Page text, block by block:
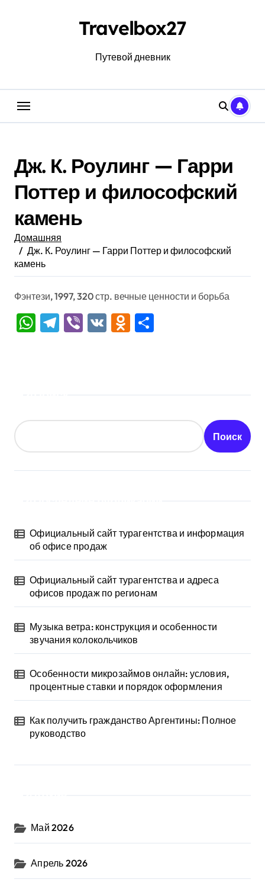
Travelbox27
Путевой дневник
Дж. К. Роулинг — Гарри
Поттер и философский
камень
Домашняя
Дж. К. Роулинг — Гарри Поттер и философский
камень
Фэнтези, 1997, 320 стр. вечные ценности и борьба
WhatsApp
Telegram
Viber
VK Odnoklassniki
Поиск
Официальный сайт турагентства и информация
об офисе продаж
Официальный сайт турагентства и адреса
офисов продаж по регионам
Музыка ветра: конструкция и особенности
звучания колокольчиков
Особенности микрозаймов онлайн: условия,
процентные ставки и порядок оформления
Как получить гражданство Аргентины: Полное
руководство
Май 2026
Апрель 2026